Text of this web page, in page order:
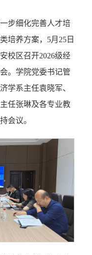
步细化完善人才培
培养方案，5月25日
校区召开2026级经
。学院党委书记管
学系主任袁晓军、
任张琳及各专业教
会议。